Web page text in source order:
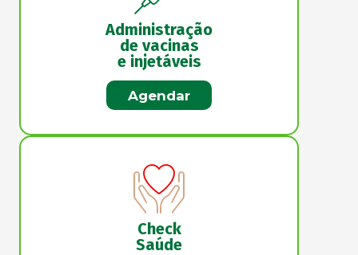
Administração
de vacinas
e injetáveis
Agendar
Check
Saúde